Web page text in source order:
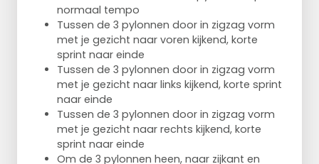
normaal tempo
Tussen de 3 pylonnen door in zigzag vorm
met je gezicht naar voren kijkend, korte
sprint naar einde
Tussen de 3 pylonnen door in zigzag vorm
met je gezicht naar links kijkend, korte sprint
naar einde
Tussen de 3 pylonnen door in zigzag vorm
met je gezicht naar rechts kijkend, korte
sprint naar einde
Om de 3 pylonnen heen, naar zijkant en